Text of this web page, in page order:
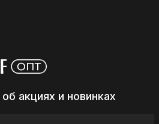
акциях и новинках